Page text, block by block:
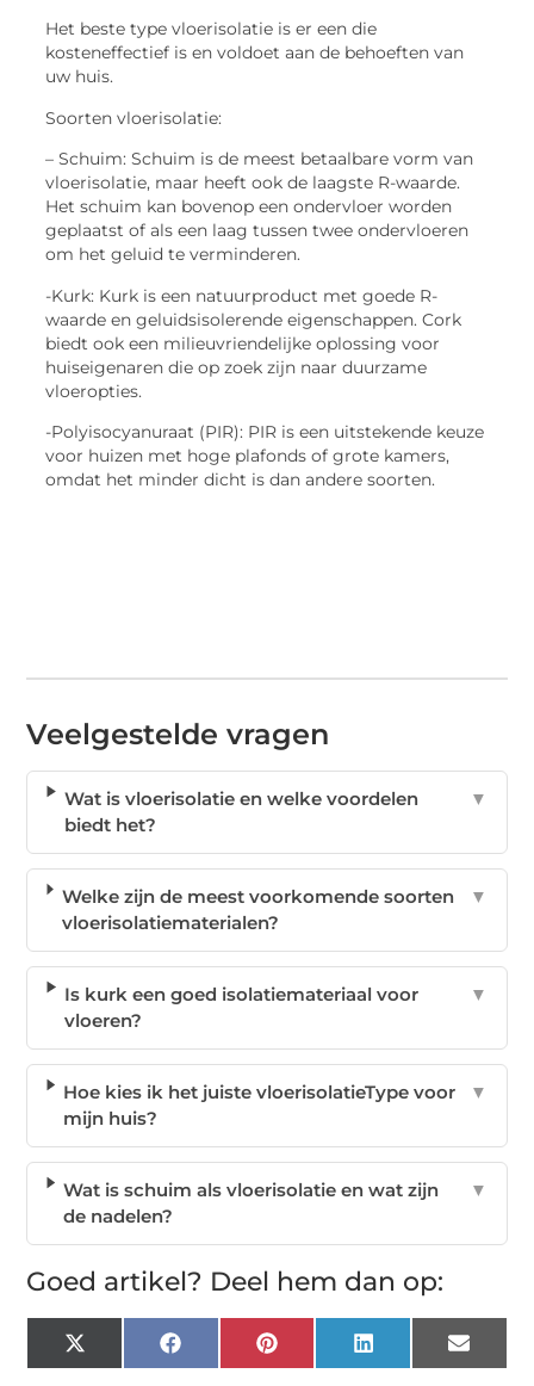
Het beste type vloerisolatie is er een die
kosteneffectief is en voldoet aan de behoeften van
uw huis.
Soorten vloerisolatie:
– Schuim: Schuim is de meest betaalbare vorm van
vloerisolatie, maar heeft ook de laagste R-waarde.
Het schuim kan bovenop een ondervloer worden
geplaatst of als een laag tussen twee ondervloeren
om het geluid te verminderen.
-Kurk: Kurk is een natuurproduct met goede R-
waarde en geluidsisolerende eigenschappen. Cork
biedt ook een milieuvriendelijke oplossing voor
huiseigenaren die op zoek zijn naar duurzame
vloeropties.
-Polyisocyanuraat (PIR): PIR is een uitstekende keuze
voor huizen met hoge plafonds of grote kamers,
omdat het minder dicht is dan andere soorten.
Veelgestelde vragen
Wat is vloerisolatie en welke voordelen
biedt het?
▼
Welke zijn de meest voorkomende soorten
vloerisolatiematerialen?
▼
Is kurk een goed isolatiemateriaal voor
vloeren?
▼
Hoe kies ik het juiste vloerisolatieType voor
mijn huis?
▼
Wat is schuim als vloerisolatie en wat zijn
de nadelen?
▼
Goed artikel? Deel hem dan op:
X
(Twitter)
FacebookPinterest LinkedIn Email